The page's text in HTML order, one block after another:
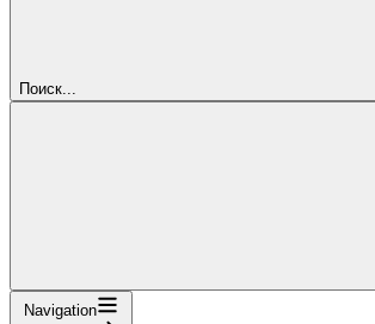
Поиск...
Navigation